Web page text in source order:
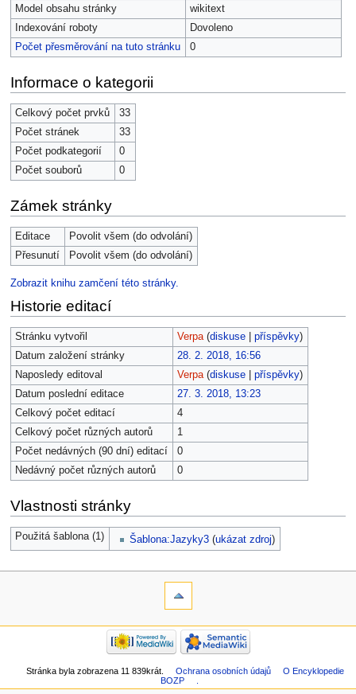
Model obsahu stránky
wikitext
Indexování roboty
Dovoleno
Počet přesměrování na tuto stránku
0
Informace o kategorii
Celkový počet prvků
33
Počet stránek
33
Počet podkategorií
0
Počet souborů
0
Zámek stránky
Editace
Povolit všem (do odvolání)
Přesunutí
Povolit všem (do odvolání)
Zobrazit knihu zamčení této stránky.
Historie editací
Stránku vytvořil Verpa (diskuse| příspěvky)
Datum založení stránky
28. 2. 2018, 16:56
Naposledy editoval
Verpa (diskuse| příspěvky)
Datum poslední editace
27. 3. 2018, 13:23
Celkový počet editací
4
Celkový počet různých autorů
1
Počet nedávných (90 dní) editací
0
Nedávný počet různých autorů
0
Vlastnosti stránky
Použitá šablona (1) Šablona:Jazyky3 (ukázat zdroj)
Stránka byla zobrazena 11 839krát. Ochrana osobních údajů
O Encyklopedie
BOZP